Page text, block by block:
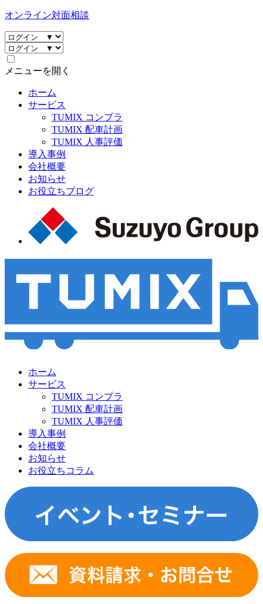
オンライン対面相談
メニューを開く
ホーム
サービス
TUMIX コンプラ
TUMIX 配車計画
TUMIX 人事評価
導入事例
会社概要
お知らせ
お役立ちブログ
ホーム
サービス
TUMIX コンプラ
TUMIX 配車計画
TUMIX 人事評価
導入事例
会社概要
お知らせ
お役立ちコラム